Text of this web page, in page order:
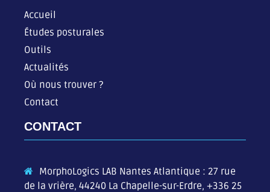
Accueil
Études posturales
Outils
Actualités
Où nous trouver ?
Contact
CONTACT
MorphoLogics LAB Nantes Atlantique : 27 rue
de la vrière, 44240 La Chapelle-sur-Erdre, +336 25